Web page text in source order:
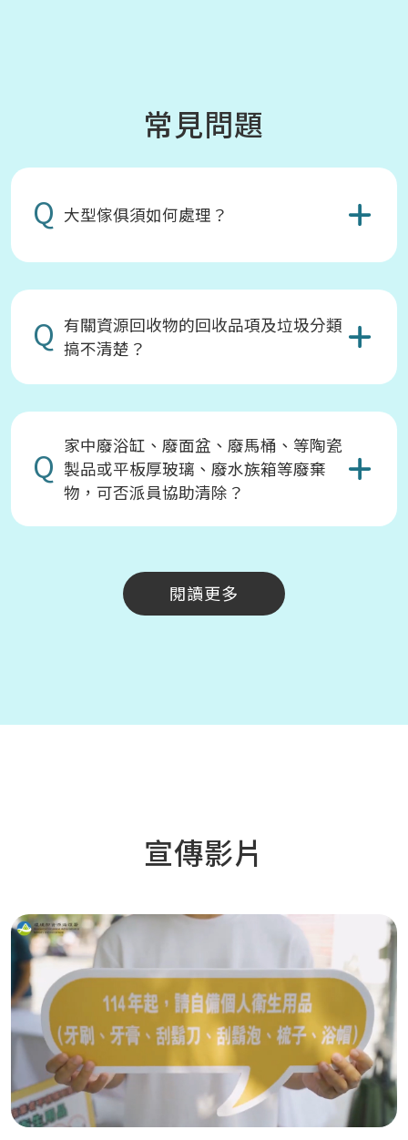
常見問題
Q 大型傢俱須如何處理？
Q 有關資源回收物的回收品項及垃圾分類
搞不清楚？
Q 家中廢浴缸、廢面盆、廢馬桶、等陶瓷
製品或平板厚玻璃、廢水族箱等廢棄
物，可否派員協助清除？
閱讀更多
宣傳影片